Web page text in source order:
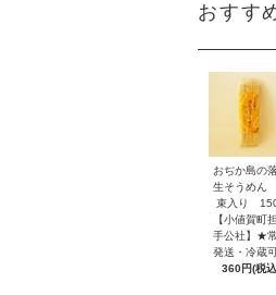
おすす
おぢか島の
生そうめん
束入り
【小値賀町
手公社】★
発送・冷蔵
360円(税